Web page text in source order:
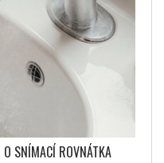
SNÍMACÍ ROVNÁTKA